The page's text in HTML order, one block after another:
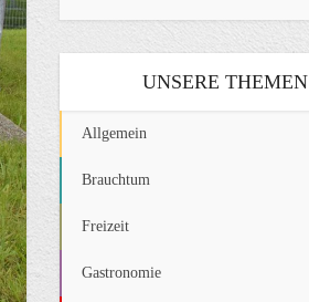
UNSERE THEMEN
Allgemein
Brauchtum
Freizeit
Gastronomie